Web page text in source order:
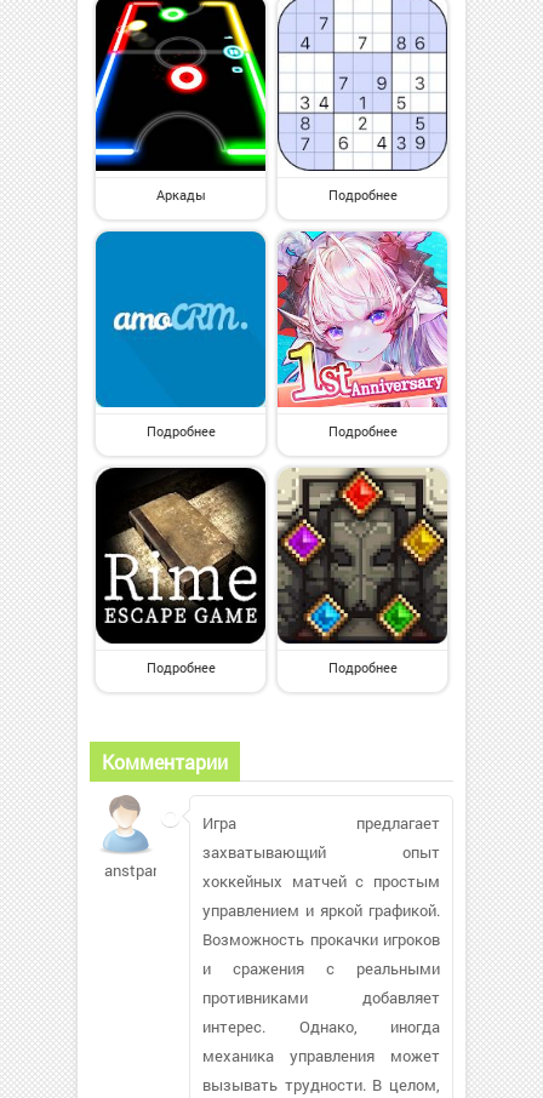
Аркады Подробнее
Подробнее Подробнее
Подробнее Подробнее
Комментарии
anstpand
Игра предлагает
захватывающий опыт
хоккейных матчей с простым
управлением и яркой графикой.
Возможность прокачки игроков
и сражения с реальными
противниками добавляет
интерес. Однако, иногда
механика управления может
вызывать трудности. В целом,